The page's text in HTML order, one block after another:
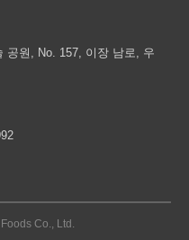
공원, No. 157, 이장 남로, 우
Co., Ltd.